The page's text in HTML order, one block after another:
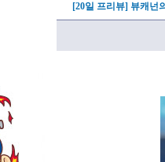
[20일 프리뷰] 뷰캐넌